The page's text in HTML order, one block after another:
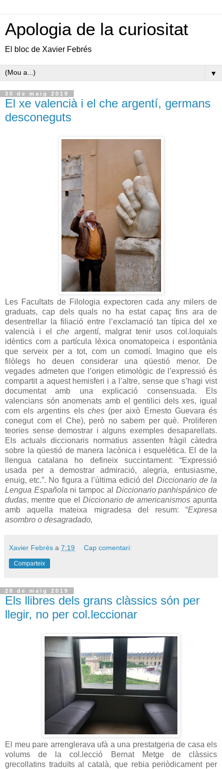
Apologia de la curiositat
El bloc de Xavier Febrés
▼
30 de maig 2019
El xe valencià i el che argentí, germans
desconeguts
Les Facultats de Filologia expectoren cada any milers de
graduats, cap dels quals no ha estat capaç fins ara de
desentrellar la filiació entre l’exclamació tan típica del xe
valencià i elche argentí, malgrat tenir usos col.loquials
idèntics com a partícula lèxica onomatopeica i espontània
que serveix per a tot, com un comodí. Imagino que els
filòlegs ho deuen considerar una qüestió menor. De
vegades admeten que l’origen etimològic de l’expressió és
compartit a aquest hemisferi i a l’altre, sense que s’hagi vist
documentat amb una explicació consensuada. Els
valencians són anomenats amb el gentilici dels xes, igual
com els argentins elsches (per això Ernesto Guevara és
conegut com el Che), però no sabem per què. Proliferen
teories sense demostrar i alguns exemples desaparellats.
Els actuals diccionaris normatius assenten fràgil càtedra
sobre la qüestió de manera lacònica i esquelètica. El de la
llengua catalana ho defineix succintament: “Expressió
usada per a demostrar admiració, alegria, entusiasme,
enuig, etc.”. No figura a l’última edició del Diccionario de la
Lengua Española ni tampoc al Diccionario panhispánico de
dudas, mentre que el Diccionario de americanismos apunta
amb aquella mateixa migradesa del resum: “Expresa
asombro o desagradado,
Xavier Febrés a 7:19 Cap comentari:
Comparteix
28 de maig 2019
Els llibres dels grans clàssics són per
llegir, no per col.leccionar
El meu pare arrenglerava ufà a una prestatgeria de casa els
volums de la col.lecció Bernat Metge de clàssics
grecollatins traduïts al català, que rebia periòdicament per